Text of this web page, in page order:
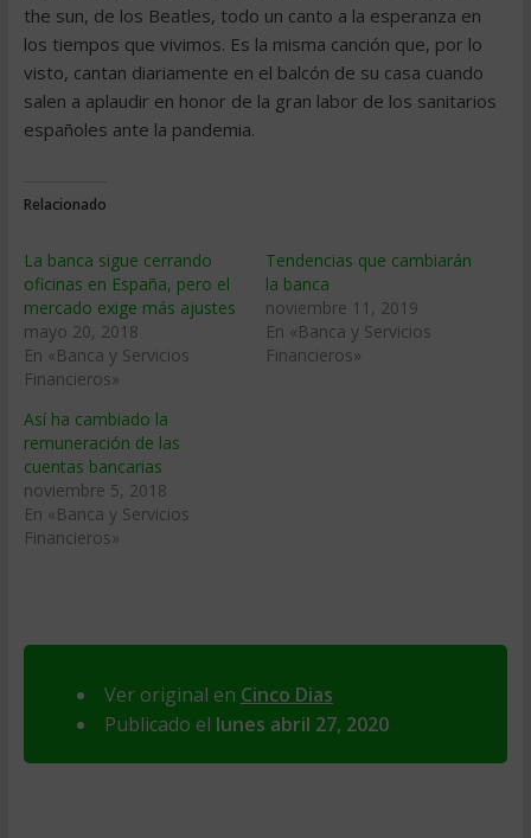
the sun, de los Beatles, todo un canto a la esperanza en
los tiempos que vivimos. Es la misma canción que, por lo
visto, cantan diariamente en el balcón de su casa cuando
salen a aplaudir en honor de la gran labor de los sanitarios
españoles ante la pandemia.
Relacionado
La banca sigue cerrando
oficinas en España, pero el
mercado exige más ajustes
mayo 20, 2018
En «Banca y Servicios
Financieros»
Tendencias que cambiarán
la banca
noviembre 11, 2019
En «Banca y Servicios
Financieros»
Así ha cambiado la
remuneración de las
cuentas bancarias
noviembre 5, 2018
En «Banca y Servicios
Financieros»
Ver original en Cinco Dias
Publicado el lunes abril 27, 2020